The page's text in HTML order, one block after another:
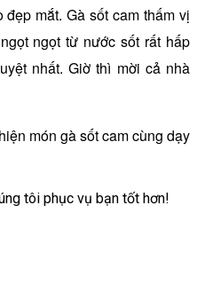
mắt. Gà sốt cam thấm vị
ngọt từ nước sốt rất hấp
nhất. Giờ thì mời cả nhà
món gà sốt cam cùng dạy
tôi phục vụ bạn tốt hơn!